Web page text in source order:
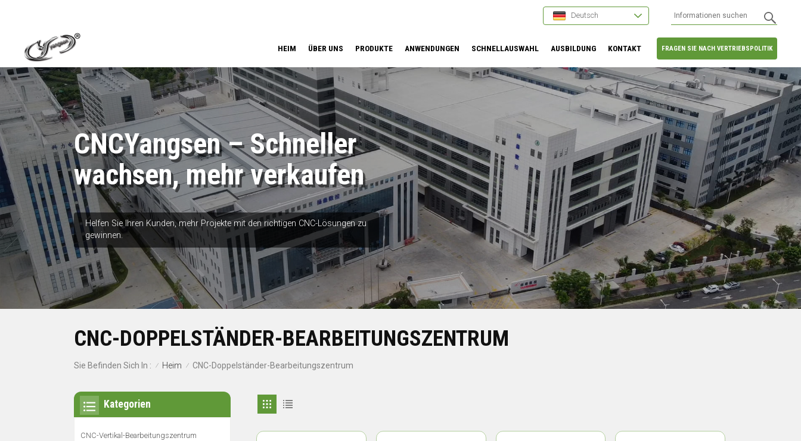
Deutsch
FRAGEN SIE NACH VERTRIEBSPOLITIK
HEIM ÜBER UNS PRODUKTE ANWENDUNGEN SCHNELLAUSWAHL AUSBILDUNG KONTAKT
CNCYangsen – Schneller
wachsen, mehr verkaufen
Helfen Sie Ihren Kunden, mehr Projekte mit den richtigen CNC-Lösungen zu
gewinnen.
CNC-DOPPELSTÄNDER-BEARBEITUNGSZENTRUM
Sie Befinden Sich In : / Heim / CNC-Doppelständer-Bearbeitungszentrum
Kategorien
CNC-Vertikal-Bearbeitungszentrum